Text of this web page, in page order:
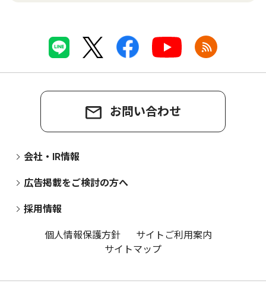
お問い合わせ
会社・IR情報
広告掲載をご検討の方へ
採用情報
個人情報保護方針
サイトご利用案内
サイトマップ